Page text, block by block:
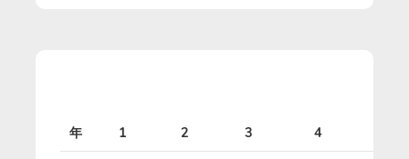
年 1 2 3 4